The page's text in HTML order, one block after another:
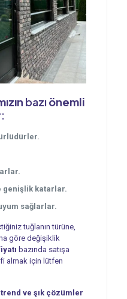
bazı önemli
genişlik katarlar.
sağlarlar.
tuğlanın türüne,
göre değişiklik
bazında satışa
almak için lütfen
ve şık çözümler